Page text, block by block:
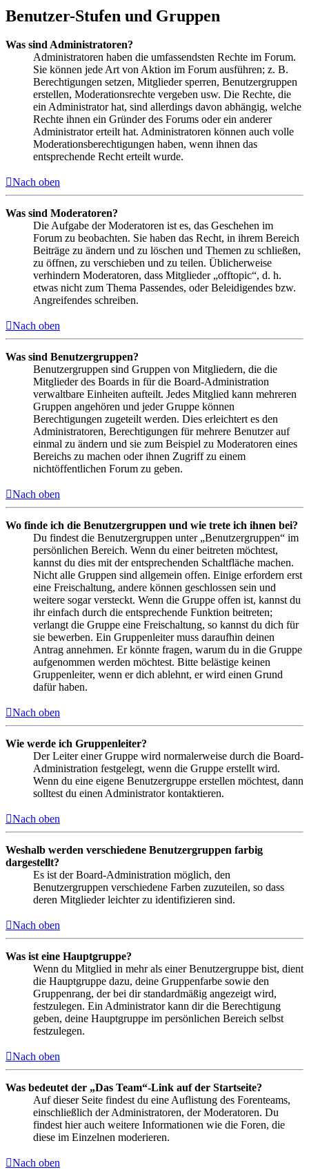
Benutzer-Stufen und Gruppen
Was sind Administratoren?
Administratoren haben die umfassendsten Rechte im Forum.
Sie können jede Art von Aktion im Forum ausführen; z. B.
Berechtigungen setzen, Mitglieder sperren, Benutzergruppen
erstellen, Moderationsrechte vergeben usw. Die Rechte, die
ein Administrator hat, sind allerdings davon abhängig, welche
Rechte ihnen ein Gründer des Forums oder ein anderer
Administrator erteilt hat. Administratoren können auch volle
Moderationsberechtigungen haben, wenn ihnen das
entsprechende Recht erteilt wurde.
Nach oben
Was sind Moderatoren?
Die Aufgabe der Moderatoren ist es, das Geschehen im
Forum zu beobachten. Sie haben das Recht, in ihrem Bereich
Beiträge zu ändern und zu löschen und Themen zu schließen,
zu öffnen, zu verschieben und zu teilen. Üblicherweise
verhindern Moderatoren, dass Mitglieder „offtopic“, d. h.
etwas nicht zum Thema Passendes, oder Beleidigendes bzw.
Angreifendes schreiben.
Nach oben
Was sind Benutzergruppen?
Benutzergruppen sind Gruppen von Mitgliedern, die die
Mitglieder des Boards in für die Board-Administration
verwaltbare Einheiten aufteilt. Jedes Mitglied kann mehreren
Gruppen angehören und jeder Gruppe können
Berechtigungen zugeteilt werden. Dies erleichtert es den
Administratoren, Berechtigungen für mehrere Benutzer auf
einmal zu ändern und sie zum Beispiel zu Moderatoren eines
Bereichs zu machen oder ihnen Zugriff zu einem
nichtöffentlichen Forum zu geben.
Nach oben
Wo finde ich die Benutzergruppen und wie trete ich ihnen bei?
Du findest die Benutzergruppen unter „Benutzergruppen“ im
persönlichen Bereich. Wenn du einer beitreten möchtest,
kannst du dies mit der entsprechenden Schaltfläche machen.
Nicht alle Gruppen sind allgemein offen. Einige erfordern erst
eine Freischaltung, andere können geschlossen sein und
weitere sogar versteckt. Wenn die Gruppe offen ist, kannst du
ihr einfach durch die entsprechende Funktion beitreten;
verlangt die Gruppe eine Freischaltung, so kannst du dich für
sie bewerben. Ein Gruppenleiter muss daraufhin deinen
Antrag annehmen. Er könnte fragen, warum du in die Gruppe
aufgenommen werden möchtest. Bitte belästige keinen
Gruppenleiter, wenn er dich ablehnt, er wird einen Grund
dafür haben.
Nach oben
Wie werde ich Gruppenleiter?
Der Leiter einer Gruppe wird normalerweise durch die Board-
Administration festgelegt, wenn die Gruppe erstellt wird.
Wenn du eine eigene Benutzergruppe erstellen möchtest, dann
solltest du einen Administrator kontaktieren.
Nach oben
Weshalb werden verschiedene Benutzergruppen farbig
dargestellt?
Es ist der Board-Administration möglich, den
Benutzergruppen verschiedene Farben zuzuteilen, so dass
deren Mitglieder leichter zu identifizieren sind.
Nach oben
Was ist eine Hauptgruppe?
Wenn du Mitglied in mehr als einer Benutzergruppe bist, dient
die Hauptgruppe dazu, deine Gruppenfarbe sowie den
Gruppenrang, der bei dir standardmäßig angezeigt wird,
festzulegen. Ein Administrator kann dir die Berechtigung
geben, deine Hauptgruppe im persönlichen Bereich selbst
festzulegen.
Nach oben
Was bedeutet der „Das Team“-Link auf der Startseite?
Auf dieser Seite findest du eine Auflistung des Forenteams,
einschließlich der Administratoren, der Moderatoren. Du
findest hier auch weitere Informationen wie die Foren, die
diese im Einzelnen moderieren.
Nach oben